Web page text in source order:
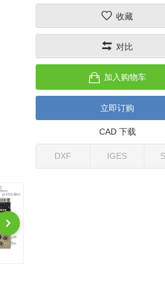
收藏
对比
加入购物车
立即订购
CAD 下载
DXF IGES